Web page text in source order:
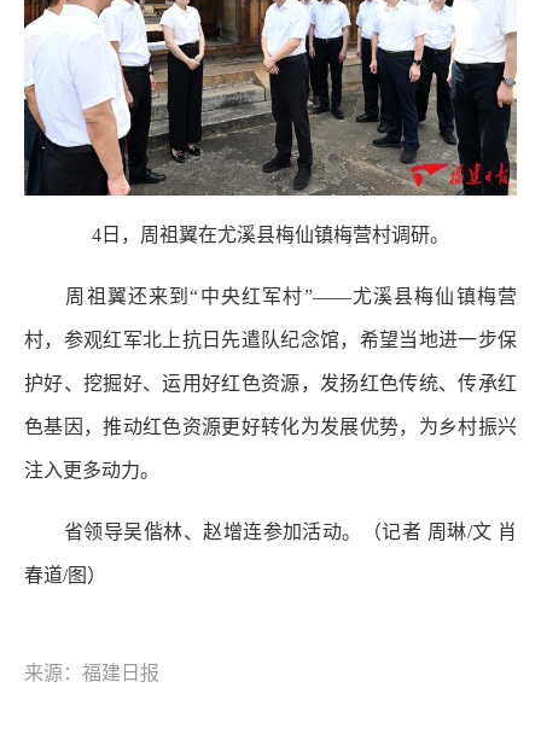
4日，周祖翼在尤溪县梅仙镇梅营村调研。
周祖翼还来到“中央红军村”——尤溪县梅仙镇梅营
村，参观红军北上抗日先遣队纪念馆，希望当地进一步保
护好、挖掘好、运用好红色资源，发扬红色传统、传承红
色基因，推动红色资源更好转化为发展优势，为乡村振兴
注入更多动力。
省领导吴偕林、赵增连参加活动。（记者 周琳/文 肖
春道/图）
来源：福建日报